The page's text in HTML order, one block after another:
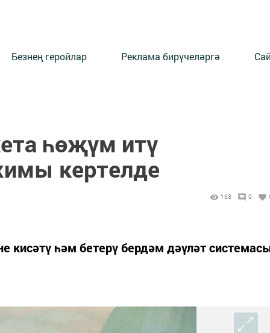
Безнең геройлар Реклама бирүчеләргә
һөҗүм итү
кертелде
163 0
кисәтү һәм бетерү бердәм дәүләт